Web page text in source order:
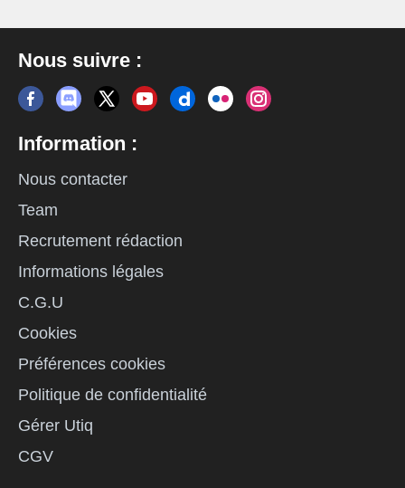
Nous suivre :
Information :
Nous contacter
Team
Recrutement rédaction
Informations légales
C.G.U
Cookies
Préférences cookies
Politique de confidentialité
Gérer Utiq
CGV